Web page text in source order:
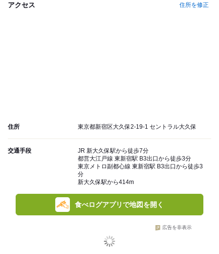
アクセス 住所を修正
住所 東京都新宿区大久保2-19-1 セントラル大久保
交通手段
JR 新大久保駅から徒歩7分
都営大江戸線 東新宿駅 B3出口から徒歩3分
東京メトロ副都心線 東新宿駅 B3出口から徒歩3
分
新大久保駅から414m
食べログアプリで地図を開く
広告を非表示